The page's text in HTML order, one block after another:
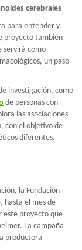
cerebrales
para entender y
proyecto también
servirá como
un paso
investigación, como
de personas con
las asociaciones
con el objetivo de
diferentes.
la Fundación
hasta el mes de
este proyecto que
La campaña
productora